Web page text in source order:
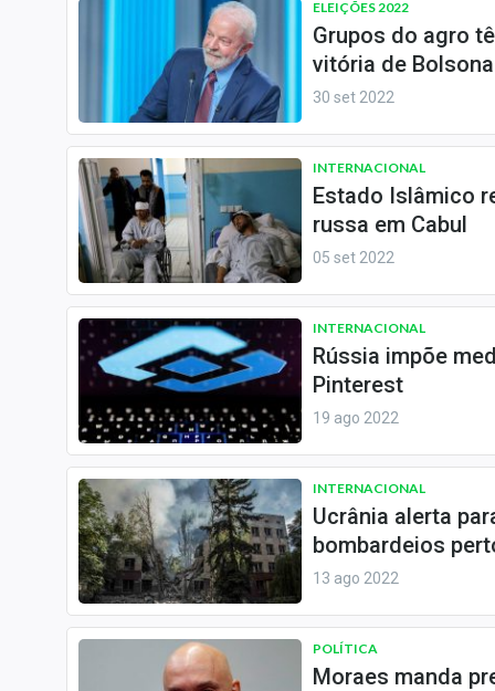
Conteúdo de Marca
Expediente
Contato
ELEIÇÕES 2022
Grupos do agro
vitória de
30 set 2022
INTERNACIONAL
Estado Islâmico
russa em Cabul
05 set 2022
INTERNACIONAL
Rússia impõe
Pinterest
19 ago 2022
INTERNACIONAL
Ucrânia alerta
bombardeios
13 ago 2022
POLÍTICA
Moraes manda